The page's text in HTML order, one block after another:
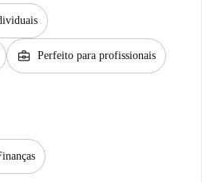
business_center Perfeito para profissionais